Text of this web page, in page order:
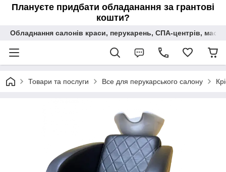
Плануєте придбати обладанання за грантові
кошти?
Обладнання салонів краси, перукарень, СПА-центрів,
Товари та послуги Все для перукарського салону